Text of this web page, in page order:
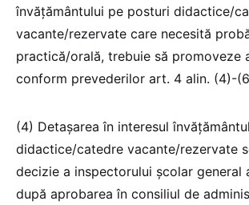
învăţământului pe posturi didactice/
vacante/rezervate care necesită
practică/orală, trebuie să promoveze
conform prevederilor art. 4 alin. (4)-
(4) Detaşarea în interesul
didactice/catedre vacante/rezervate
decizie a inspectorului şcolar general
după aprobarea în consiliul de